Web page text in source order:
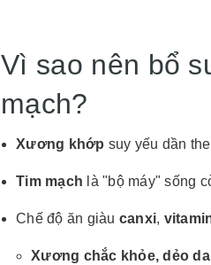
Vì sao nên bổ
mạch?
Xương khớp suy yếu dần
Tim mạch là "bộ máy" sống
Chế độ ăn giàu canxi,
Xương chắc khỏe, dẻo